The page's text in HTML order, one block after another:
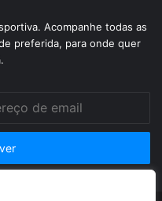
Acompanhe todas as
preferida, para onde quer